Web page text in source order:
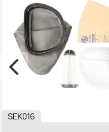
favorite_border